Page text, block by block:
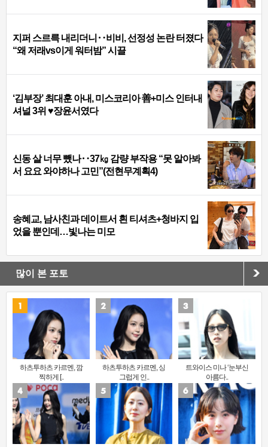
지퍼 스르륵 내리더니‥비비, 선정성 논란 터졌다
“왜 저래vs이게 워터밤” 시끌
‘김부장’ 최대훈 아내, 미스코리아 善+미스 인터내
셔널 3위 ♥장윤서였다
신동 살 너무 뺐나‥37㎏ 감량 부작용 “못 알아봐
서 요요 와야하나 고민”(전현무계획4)
송혜교, 남사친과 데이트서 흰 티셔츠+청바지 입
었을 뿐인데…빛나는 미모
많이 본 포토
하츠투하츠 카르멘, 깜
찍하게 [..
하츠투하츠 카르멘, 싱
그럽게 인..
트와이스 미나 ‘눈부신
아름다..